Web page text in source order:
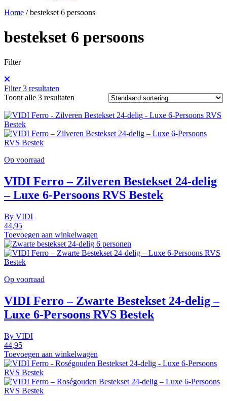
Home /bestekset 6 persoons
bestekset 6 persoons
Filter
Filter3 resultaten
Toont alle 3 resultaten
Op voorraad
VIDI Ferro – Zilveren Bestekset 24-delig
– Luxe 6-Persoons RVS Bestek
By VIDI
44,95
Toevoegen aan winkelwagen
Op voorraad
VIDI Ferro – Zwarte Bestekset 24-delig –
Luxe 6-Persoons RVS Bestek
By VIDI
44,95
Toevoegen aan winkelwagen